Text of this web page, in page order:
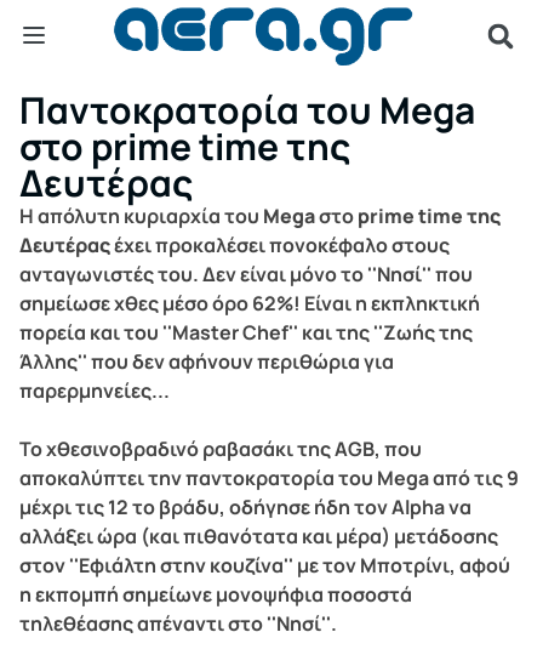
Παντοκρατορία του Mega
στο prime time της
Δευτέρας
Η απόλυτη κυριαρχία του Megaστοprime time της
Δευτέραςέχει προκαλέσει πονοκέφαλο στους
ανταγωνιστές του. Δεν είναι μόνο το ''Νησί'' που
σημείωσε χθες μέσο όρο 62%! Είναι η εκπληκτική
πορεία και του ''Master Chef'' και της ''Ζωής της
Άλλης'' που δεν αφήνουν περιθώρια για
παρερμηνείες...
Το χθεσινοβραδινό ραβασάκι της AGB, που
αποκαλύπτει την παντοκρατορία του Mega από τις 9
μέχρι τις 12 το βράδυ, οδήγησε ήδη τον Alpha να
αλλάξει ώρα (και πιθανότατα και μέρα) μετάδοσης
στον ''Εφιάλτη στην κουζίνα'' με τον Μποτρίνι, αφού
η εκπομπή σημείωνε μονοψήφια ποσοστά
τηλεθέασης απέναντι στο ''Νησί''.